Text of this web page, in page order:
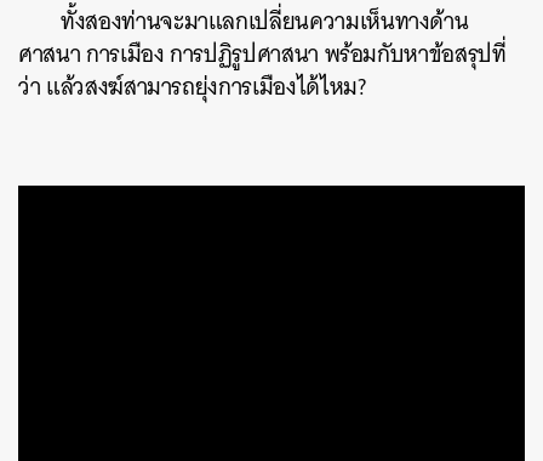
ทั้งสองท่านจะมาแลกเปลี่ยนความเห็นทางด้าน
ศาสนา การเมือง การปฏิรูปศาสนา พร้อมกับหาข้อสรุปที่
ว่า แล้วสงฆ์สามารถยุ่งการเมืองได้ไหม?